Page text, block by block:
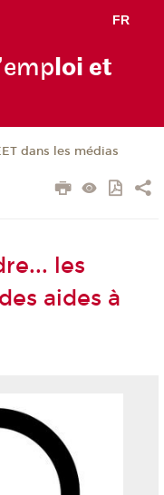
FR
loi et
dans les médias
les
aides à